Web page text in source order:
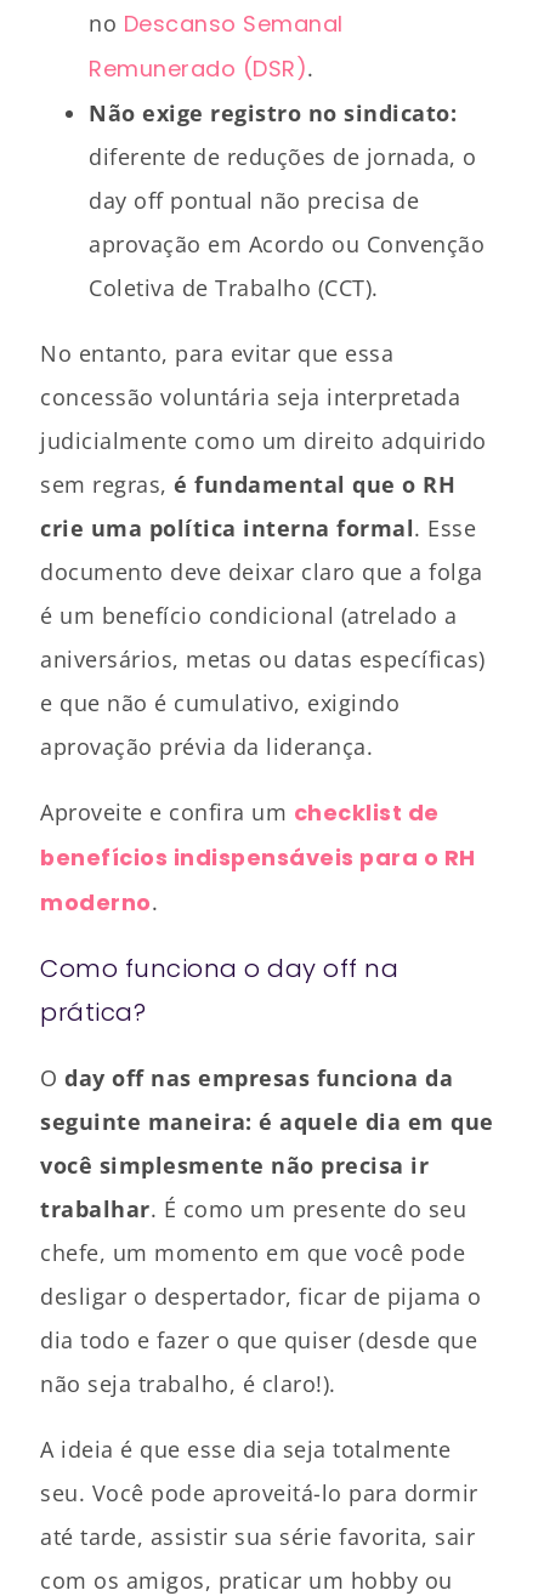
no Descanso Semanal
Remunerado (DSR).
Não exige registro no sindicato:
diferente de reduções de jornada, o
day off pontual não precisa de
aprovação em Acordo ou Convenção
Coletiva de Trabalho (CCT).
No entanto, para evitar que essa
concessão voluntária seja interpretada
judicialmente como um direito adquirido
sem regras, é fundamental que o RH
crie uma política interna formal. Esse
documento deve deixar claro que a folga
é um benefício condicional (atrelado a
aniversários, metas ou datas específicas)
e que não é cumulativo, exigindo
aprovação prévia da liderança.
Aproveite e confira um checklist de
benefícios indispensáveis para o RH
moderno.
Como funciona o day off na
prática?
O day off nas empresas funciona da
seguinte maneira: é aquele dia em que
você simplesmente não precisa ir
trabalhar. É como um presente do seu
chefe, um momento em que você pode
desligar o despertador, ficar de pijama o
dia todo e fazer o que quiser (desde que
não seja trabalho, é claro!).
A ideia é que esse dia seja totalmente
seu. Você pode aproveitá-lo para dormir
até tarde, assistir sua série favorita, sair
com os amigos, praticar um hobby ou